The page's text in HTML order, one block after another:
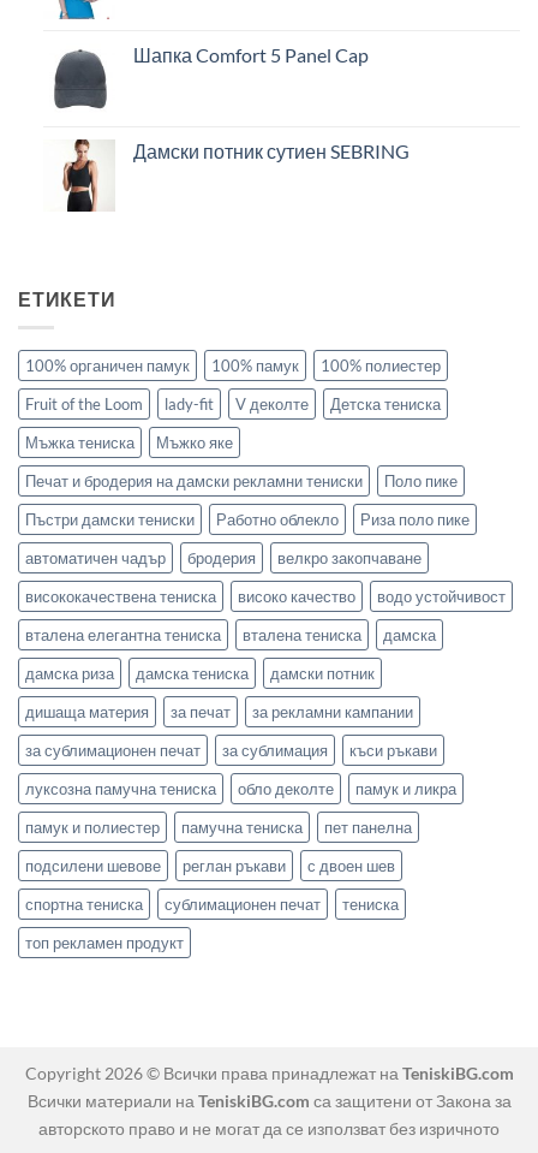
Шапка Comfort 5 Panel Cap
Дамски потник сутиен SEBRING
ЕТИКЕТИ
100% органичен памук 100% памук
100% полиестер
Fruit of the Loom
lady-fit V деколте
Детска тениска
Мъжка тениска
Мъжко яке
Печат и бродерия на дамски рекламни тениски
Поло пике
Пъстри дамски тениски
Работно облекло
Риза поло пике
автоматичен чадър
бродерия
велкро закопчаване
висококачествена тениска
високо качество
водо устойчивост
вталена елегантна тениска
вталена тениска
дамска
дамска риза
дамска тениска
дамски потник
дишаща материя
за печат
за рекламни кампании
за сублимационен печат
за сублимация
къси ръкави
луксозна памучна тениска
обло деколте
памук и ликра
памук и полиестер
памучна тениска
пет панелна
подсилени шевове
реглан ръкави
с двоен шев
спортна тениска
сублимационен печат
тениска
топ рекламен продукт
Copyright 2026 © Всички права принадлежат на TeniskiBG.com
Всички материали на TeniskiBG.com са защитени от Закона за
авторското право и не могат да се използват без изричното